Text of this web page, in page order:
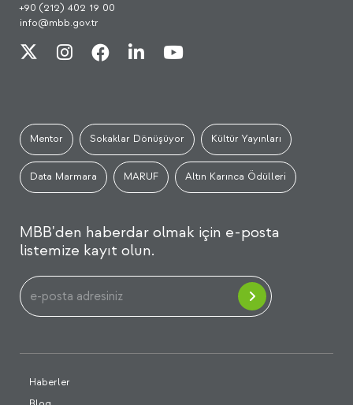
+90 (212) 402 19 00
info@mbb.gov.tr
Mentor Sokaklar Dönüşüyor Kültür Yayınları
Data Marmara MARUF Altın Karınca Ödülleri
MBB'den haberdar olmak için e-posta
listemize kayıt olun.
Haberler